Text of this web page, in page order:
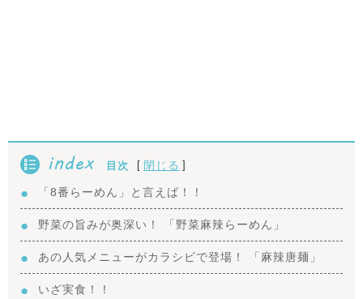
index 目次 [ 閉じる ]
「8番らーめん」と言えば！！
野菜の旨みが奥深い！ 「野菜麻辣らーめん」
あの人気メニューがカラシビで登場！ 「麻辣唐麺」
いざ実食！！